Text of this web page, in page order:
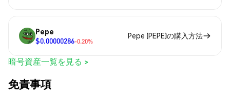
Pepe
$0.00000286-0.20%
Pepe (PEPE)の購入方法
暗号資産一覧を見る >
免責事項